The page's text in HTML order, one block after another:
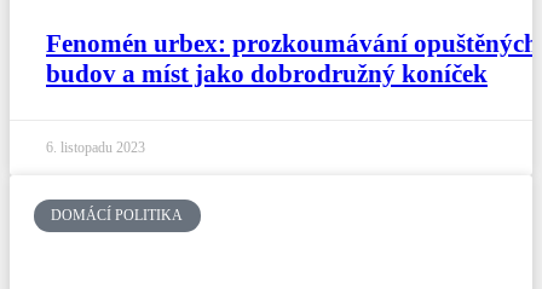
Fenomén urbex: prozkoumávání opuštěných
budov a míst jako dobrodružný koníček
6. listopadu 2023
DOMÁCÍ POLITIKA